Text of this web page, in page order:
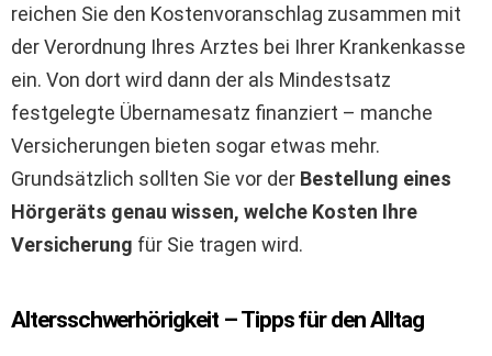
reichen Sie den Kostenvoranschlag zusammen mit
der Verordnung Ihres Arztes bei Ihrer Krankenkasse
ein. Von dort wird dann der als Mindestsatz
festgelegte Übernamesatz finanziert – manche
Versicherungen bieten sogar etwas mehr.
Grundsätzlich sollten Sie vor der Bestellung eines
Hörgeräts genau wissen, welche Kosten Ihre
Versicherung für Sie tragen wird.
Altersschwerhörigkeit – Tipps für den Alltag